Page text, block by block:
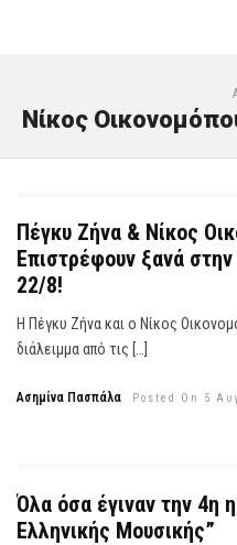
Νίκος
Πέγκυ Ζήνα & Νίκος
Επιστρέφουν ξανά
22/8!
Η Πέγκυ Ζήνα και ο Νίκος
διάλειμμα από τις […]
Ασημίνα Πασπάλα Posted On 5
Όλα όσα έγιναν την 4η
Ελληνικής Μουσικής”